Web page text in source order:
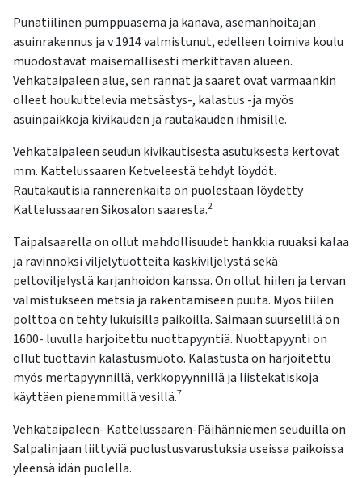
Punatiilinen pumppuasema ja kanava, asemanhoitajan
asuinrakennus ja v 1914 valmistunut, edelleen toimiva koulu
muodostavat maisemallisesti merkittävän alueen.
Vehkataipaleen alue, sen rannat ja saaret ovat varmaankin
olleet houkuttelevia metsästys-, kalastus -ja myös
asuinpaikkoja kivikauden ja rautakauden ihmisille.
Vehkataipaleen seudun kivikautisesta asutuksesta kertovat
mm. Kattelussaaren Ketveleestä tehdyt löydöt.
Rautakautisia rannerenkaita on puolestaan löydetty
Kattelussaaren Sikosalon saaresta.2
Taipalsaarella on ollut mahdollisuudet hankkia ruuaksi kalaa
ja ravinnoksi viljelytuotteita kaskiviljelystä sekä
peltoviljelystä karjanhoidon kanssa. On ollut hiilen ja tervan
valmistukseen metsiä ja rakentamiseen puuta. Myös tiilen
polttoa on tehty lukuisilla paikoilla. Saimaan suurselillä on
1600- luvulla harjoitettu nuottapyyntiä. Nuottapyynti on
ollut tuottavin kalastusmuoto. Kalastusta on harjoitettu
myös mertapyynnillä, verkkopyynnillä ja liistekatiskoja
käyttäen pienemmillä vesillä.7
Vehkataipaleen- Kattelussaaren-Päihänniemen seuduilla on
Salpalinjaan liittyviä puolustusvarustuksia useissa paikoissa
yleensä idän puolella.